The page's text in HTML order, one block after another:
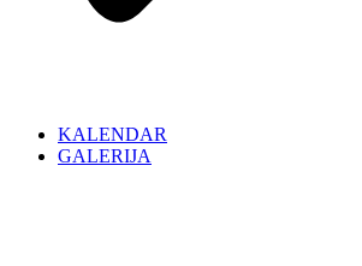
KALENDAR
GALERIJA